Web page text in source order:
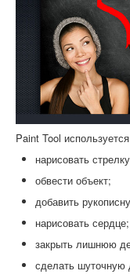
Paint Tool
нарисовать
обвести объект;
добавить
нарисовать сердце;
закрыть лишнюю
сделать шуточную